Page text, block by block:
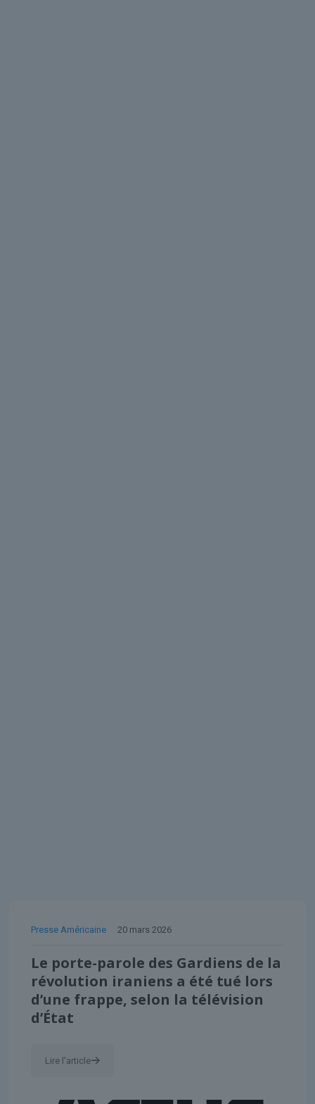
Presse Américaine 20 mars 2026
Le porte-parole des Gardiens de la
révolution iraniens a été tué lors
d’une frappe, selon la télévision
d’État
Lire l'article